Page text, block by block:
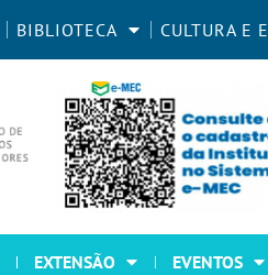
BIBLIOTECA CULTURA E
EXTENSÃO EVENTOS